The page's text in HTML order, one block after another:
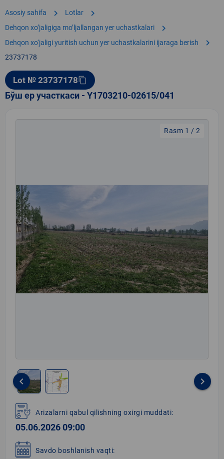
Asosiy sahifa chevron_right Lotlar chevron_right
Dehqon xoʼjaligiga moʼljallangan yer uchastkalari chevron_right
Dehqon xo‘jaligi yuritish uchun yer uchastkalarini ijaraga berish chevron_right
23737178
Lot № 23737178content_copy
Бўш ер участкаси - Y1703210-02615/041
Rasm 1 / 2
1
of
2
keyboard_arrow_left keyboard_arrow_right
Arizalarni qabul qilishning oxirgi muddati:
05.06.2026 09:00
Savdo boshlanish vaqti: